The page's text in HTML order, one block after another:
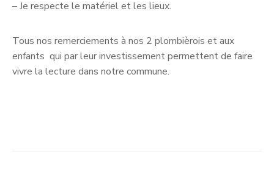
– Je respecte le matériel et les lieux.
Tous nos remerciements à nos 2 plombièrois et aux
enfants qui par leur investissement permettent de faire
vivre la lecture dans notre commune.